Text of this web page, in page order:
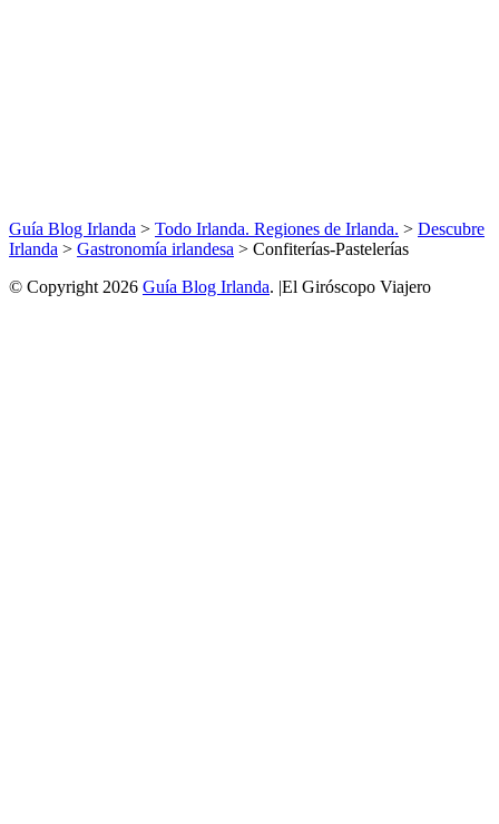
Guía Blog Irlanda > Todo Irlanda. Regiones de Irlanda. > Descubre
Irlanda > Gastronomía irlandesa > Confiterías-Pastelerías
© Copyright 2026 Guía Blog Irlanda. |El Giróscopo Viajero